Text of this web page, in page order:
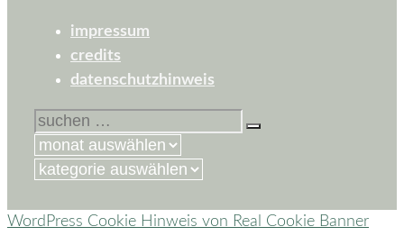
impressum
credits
datenschutzhinweis
suchen
nach:
kategorien
WordPress Cookie Hinweis von Real Cookie Banner